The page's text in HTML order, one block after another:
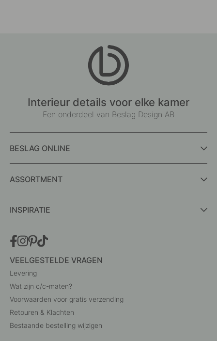
Interieur details voor elke kamer
Een onderdeel van Beslag Design AB
BESLAG ONLINE
ASSORTMENT
INSPIRATIE
VEELGESTELDE VRAGEN
Levering
Wat zijn c/c-maten?
Voorwaarden voor gratis verzending
Retouren & Klachten
Bestaande bestelling wijzigen